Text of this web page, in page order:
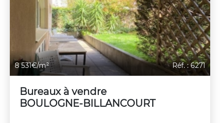
8 531€/m² Réf. : 6271
Bureaux à vendre
BOULOGNE-BILLANCOURT